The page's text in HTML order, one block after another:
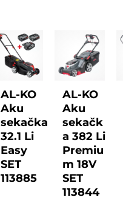
AL-KO
Aku
sekačka
32.1 Li
Easy
SET
113885
AL-KO
Aku
sekačk
a 382 Li
Premiu
m 18V
SET
113844